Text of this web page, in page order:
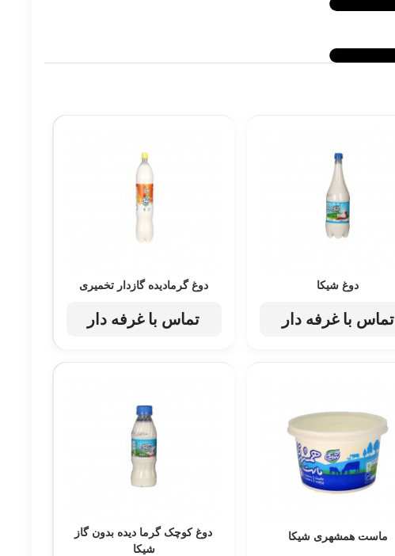
دوغ شیکا
تماس با غرفه دار
دوغ گرمادیده گازدار تخمیری
تماس با غرفه دار
ماست همشهری شیکا
دوغ کوچک گرما دیده بدون گاز
شیکا